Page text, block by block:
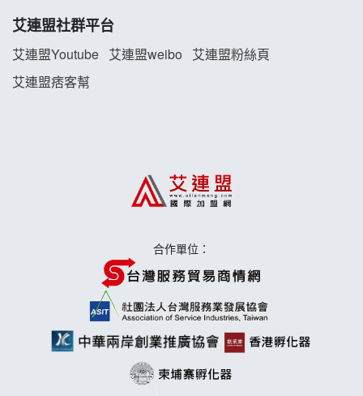
珍好味臭臭鍋加盟說明會
藍象廷泰式火鍋加盟說明會
日十。早午食加盟說明會
莫尼早餐Morni加盟說明會
艾連盟社群平台
艾連盟Youtube 艾連盟weibo
艾連盟粉絲頁
艾連盟痞客幫
合作單位：